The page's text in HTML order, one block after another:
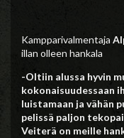
Kampparivalmentaja
illan olleen hankala
-Oltiin alussa hyvin
kokonaisuudessaan
luistamaan ja vähän
pelissä paljon
Veiterä on meille